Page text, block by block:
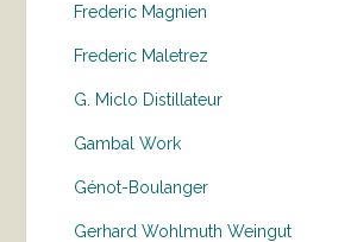
Frederic Magnien
Frederic Maletrez
G. Miclo Distillateur
Gambal Work
Génot-Boulanger
Gerhard Wohlmuth Weingut